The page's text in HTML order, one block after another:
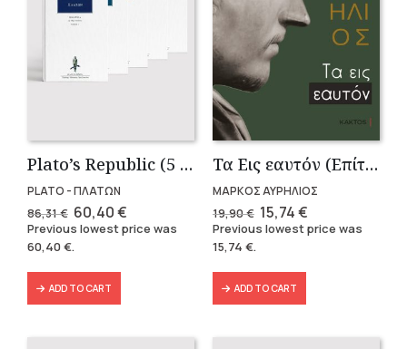
Plato’s Republic (5 volumes)
PLATO - ΠΛΑΤΩΝ
86,31€ Original
price
was:
86,31 €.
60,40€Current
price
is:
Previous lowest price was
60,40€.
ADD TO CART
Τα Εις εαυτόν (Επίτομο) – Μάρκος Αυρήλιος
ΜΑΡΚΟΣ ΑΥΡΗΛΙΟΣ
19,90€ Original
price
was:
15,74€Current
price
is:
Previous lowest price was
15,74 €.
ADD TO CART